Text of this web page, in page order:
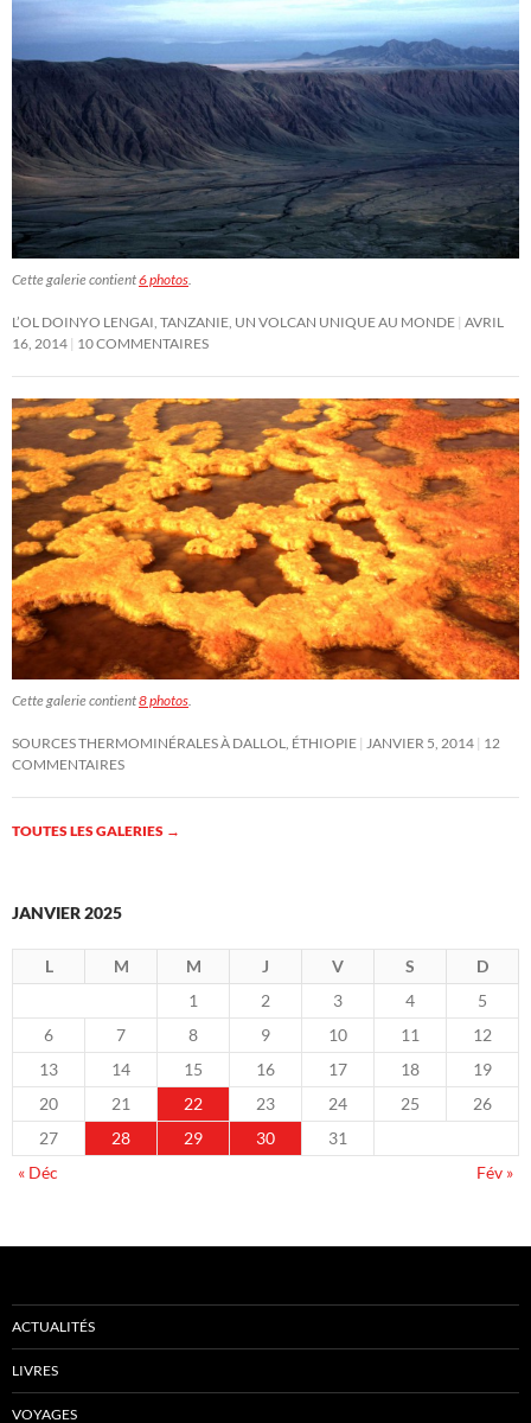
Cette galerie contient6 photos
L’OL DOINYO LENGAI, TANZANIE, UN VOLCAN UNIQUE AU MONDE AVRIL
16, 2014 10 COMMENTAIRES
Cette galerie contient8 photos
SOURCES THERMOMINÉRALES À DALLOL, ÉTHIOPIE JANVIER 5, 2014 12
COMMENTAIRES
TOUTES LES GALERIES →
JANVIER 2025
L M M J V S
D
1
2 3 4
5
6
7 8 9 10 11
12
13
14 15 16 17 18
19
20
21 22 23 24 25
26
27
28 29 30
31
« Déc
Fév »
ACTUALITÉS
LIVRES
VOYAGES